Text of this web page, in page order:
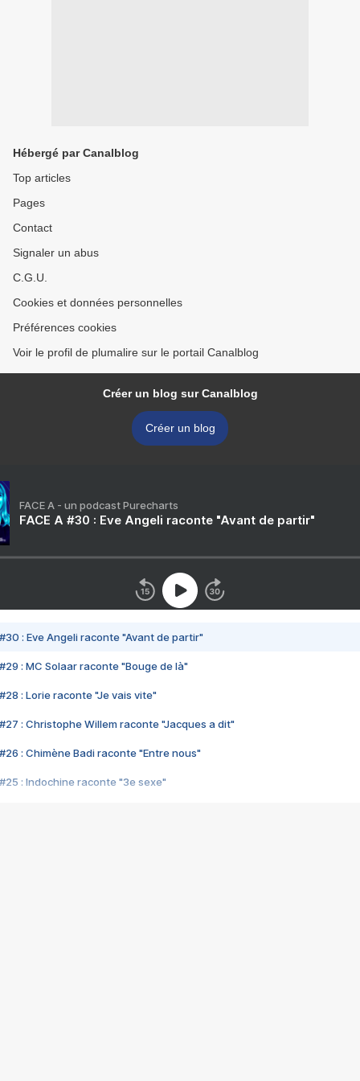
Hébergé par Canalblog
Top articles
Pages
Contact
Signaler un abus
C.G.U.
Cookies et données personnelles
Préférences cookies
Voir le profil de plumalire sur le portail Canalblog
Créer un blog sur Canalblog
Créer un blog
FACE A - un podcast Purecharts
FACE A #30 : Eve Angeli raconte "Avant de partir"
#30 : Eve Angeli raconte "Avant de partir"
#29 : MC Solaar raconte "Bouge de là"
#28 : Lorie raconte "Je vais vite"
#27 : Christophe Willem raconte "Jacques a dit"
#26 : Chimène Badi raconte "Entre nous"
#25 : Indochine raconte "3e sexe"